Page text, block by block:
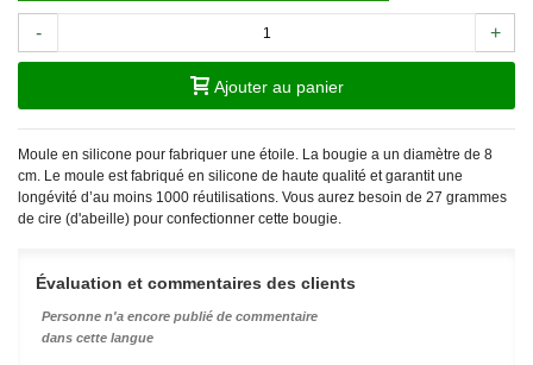
- +
Ajouter au panier
Moule en silicone pour fabriquer une étoile. La bougie a un diamètre de 8
cm. Le moule est fabriqué en silicone de haute qualité et garantit une
longévité d’au moins 1000 réutilisations. Vous aurez besoin de 27 grammes
de cire (d'abeille) pour confectionner cette bougie.
Évaluation et commentaires des clients
Personne n'a encore publié de commentaire
dans cette langue